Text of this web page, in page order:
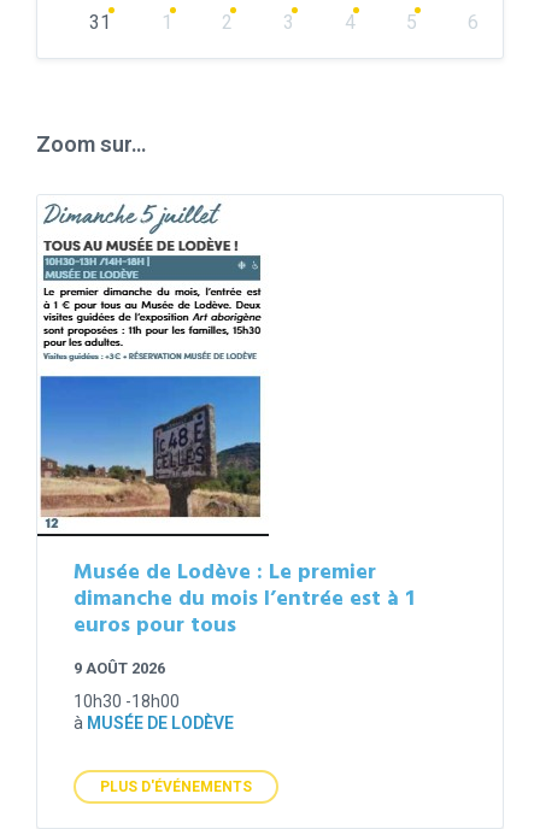
31
1 2 3 4 5
6
Zoom sur…
Musée de Lodève : Le premier
dimanche du mois l’entrée est à 1
euros pour tous
9 AOÛT 2026
10h30 -18h00
à MUSÉE DE LODÈVE
PLUS D'ÉVÉNEMENTS